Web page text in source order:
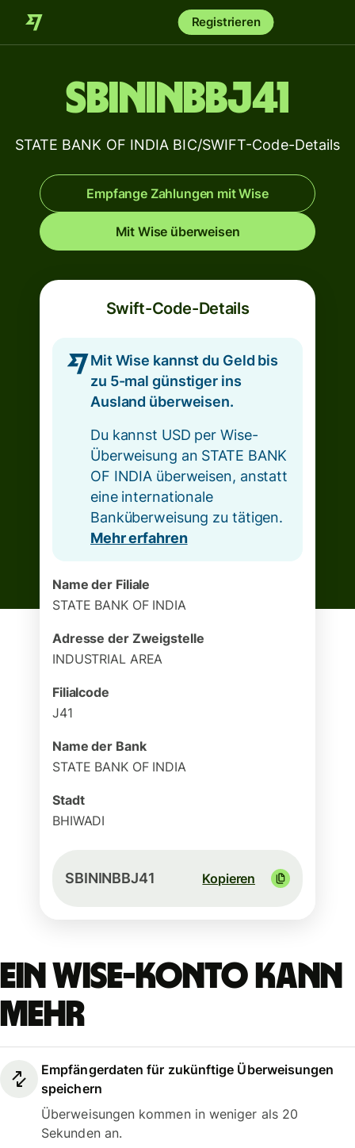
Registrieren
SBININBBJ41
STATE BANK OF INDIA BIC/SWIFT-Code-Details
Empfange Zahlungen mit Wise
Mit Wise überweisen
Swift-Code-Details
Mit Wise kannst du Geld bis
zu 5-mal günstiger ins
Ausland überweisen.
Du kannst USD per Wise-
Überweisung an STATE BANK
OF INDIA überweisen, anstatt
eine internationale
Banküberweisung zu tätigen.
Mehr erfahren
Name der Filiale
STATE BANK OF INDIA
Adresse der Zweigstelle
INDUSTRIAL AREA
Filialcode
J41
Name der Bank
STATE BANK OF INDIA
Stadt
BHIWADI
SBININBBJ41 Kopieren
Ein Wise-Konto kann
mehr
Empfängerdaten für zukünftige Überweisungen
speichern
Überweisungen kommen in weniger als 20
Sekunden an.